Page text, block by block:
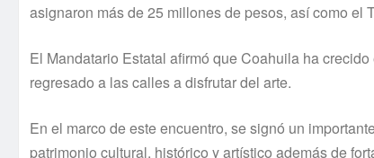
asignaron más de 25 millones de pesos, así­ como el
El Mandatario Estatal afirmó que Coahuila ha
regresado a las calles a disfrutar del arte.
En el marco de este encuentro, se signó un
patrimonio cultural, histórico y artí­stico además de